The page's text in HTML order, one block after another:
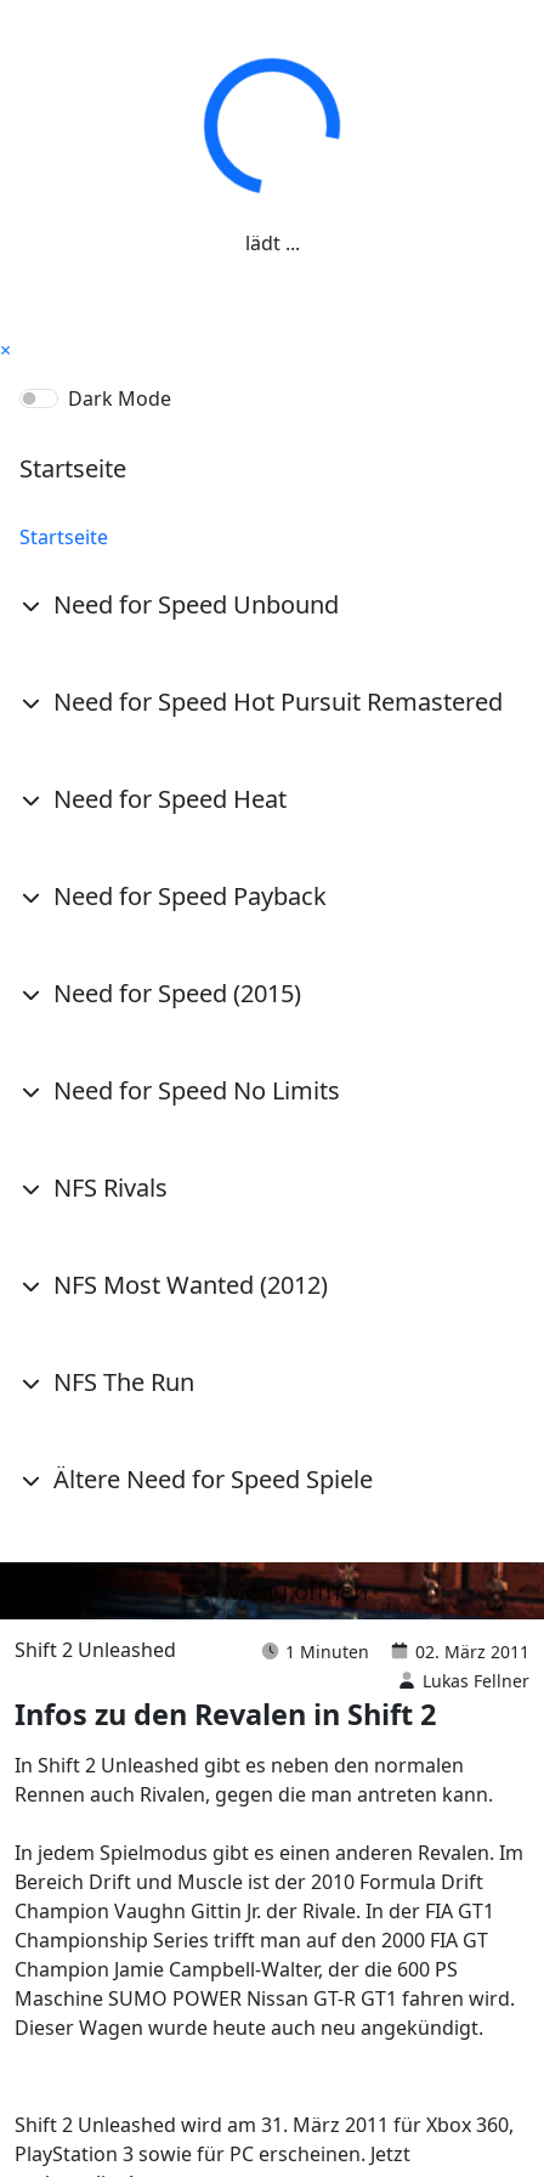
lädt ...
×
Dark Mode
Startseite
Startseite
Need for Speed Unbound
Need for Speed Hot Pursuit Remastered
Need for Speed Heat
Need for Speed Payback
Need for Speed (2015)
Need for Speed No Limits
NFS Rivals
NFS Most Wanted (2012)
NFS The Run
Ältere Need for Speed Spiele
Menü öffnen
Shift 2 Unleashed 1 Minuten
02. März 2011
Lukas Fellner
Infos zu den Revalen in Shift 2
In Shift 2 Unleashed gibt es neben den normalen
Rennen auch Rivalen, gegen die man antreten kann.
In jedem Spielmodus gibt es einen anderen Revalen. Im
Bereich Drift und Muscle ist der 2010 Formula Drift
Champion Vaughn Gittin Jr. der Rivale. In der FIA GT1
Championship Series trifft man auf den 2000 FIA GT
Champion Jamie Campbell-Walter, der die 600 PS
Maschine SUMO POWER Nissan GT-R GT1 fahren wird.
Dieser Wagen wurde heute auch neu angekündigt.
Shift 2 Unleashed wird am 31. März 2011 für Xbox 360,
PlayStation 3 sowie für PC erscheinen. Jetzt